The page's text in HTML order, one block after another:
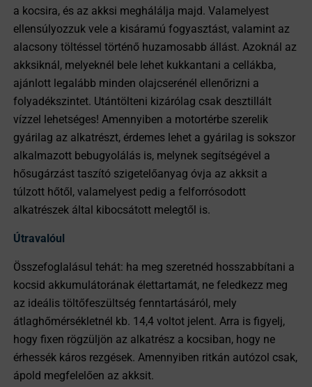
a kocsira, és az akksi meghálálja majd. Valamelyest
ellensúlyozzuk vele a kisáramú fogyasztást, valamint az
alacsony töltéssel történő huzamosabb állást. Azoknál az
akksiknál, melyeknél bele lehet kukkantani a cellákba,
ajánlott legalább minden olajcserénél ellenőrizni a
folyadékszintet. Utántölteni kizárólag csak desztillált
vízzel lehetséges! Amennyiben a motortérbe szerelik
gyárilag az alkatrészt, érdemes lehet a gyárilag is sokszor
alkalmazott bebugyolálás is, melynek segítségével a
hősugárzást taszító szigetelőanyag óvja az akksit a
túlzott hőtől, valamelyest pedig a felforrósodott
alkatrészek által kibocsátott melegtől is.
Útravalóul
Összefoglalásul tehát: ha meg szeretnéd hosszabbítani a
kocsid akkumulátorának élettartamát, ne feledkezz meg
az ideális töltőfeszültség fenntartásáról, mely
átlaghőmérsékletnél kb. 14,4 voltot jelent. Arra is figyelj,
hogy fixen rögzüljön az alkatrész a kocsiban, hogy ne
érhessék káros rezgések. Amennyiben ritkán autózol csak,
ápold megfelelően az akksit.